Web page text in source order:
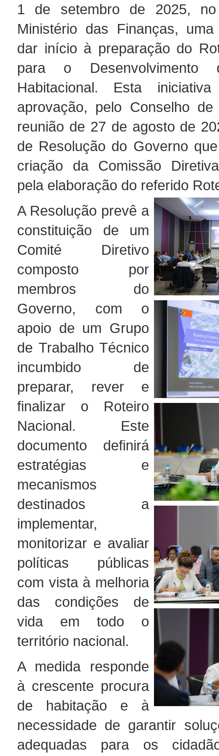
1 de setembro de 2025,
Ministério das Finanças,
dar início à preparação do
para o Desenvolvimento
Habitacional. Esta
aprovação, pelo Conselho
reunião de 27 de agosto de
de Resolução do Governo
criação da Comissão
pela elaboração do referido
A Resolução prevê a
constituição de um
Comité Diretivo
composto por
membros do
Governo, com o
apoio de um Grupo
de Trabalho Técnico
incumbido de
preparar, rever e
finalizar o Roteiro
Nacional. Este
documento definirá
estratégias e
mecanismos
destinados a
implementar,
monitorizar e avaliar
políticas públicas
com vista à melhoria
das condições de
vida em todo o
território nacional.
A medida responde
à crescente procura
de habitação e à
necessidade de garantir
adequadas para os